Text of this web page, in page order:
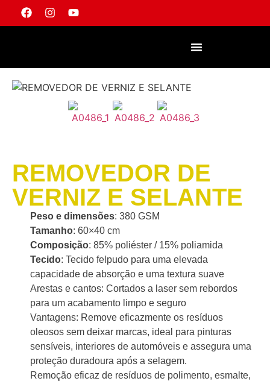
REMOVEDOR DE
VERNIZ E SELANTE
Peso e dimensões: 380 GSM
Tamanho: 60×40 cm
Composição: 85% poliéster / 15% poliamida
Tecido: Tecido felpudo para uma elevada
capacidade de absorção e uma textura suave
Arestas e cantos: Cortados a laser sem rebordos
para um acabamento limpo e seguro
Vantagens: Remove eficazmente os resíduos
oleosos sem deixar marcas, ideal para pinturas
sensíveis, interiores de automóveis e assegura uma
proteção duradoura após a selagem.
Remoção eficaz de resíduos de polimento, esmalte,